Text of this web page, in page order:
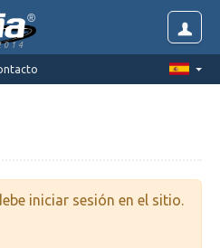
iniciar sesión en el sitio.